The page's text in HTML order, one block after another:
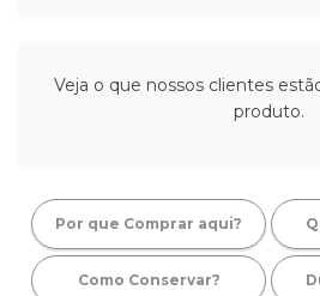
Veja o que nossos clientes
produto.
Por que Comprar aqui?
Como Conservar?